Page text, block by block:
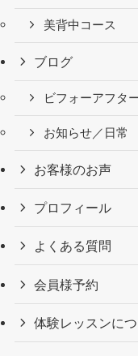
美背中コース
ブログ
ビフォーアフタ
お知らせ／日常
お客様のお声
プロフィール
よくある質問
会員様予約
体験レッスンに